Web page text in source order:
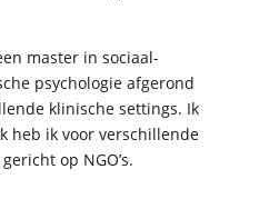
master in sociaal-
psychologie afgerond
klinische settings. Ik
heb ik voor verschillende
op NGO’s.